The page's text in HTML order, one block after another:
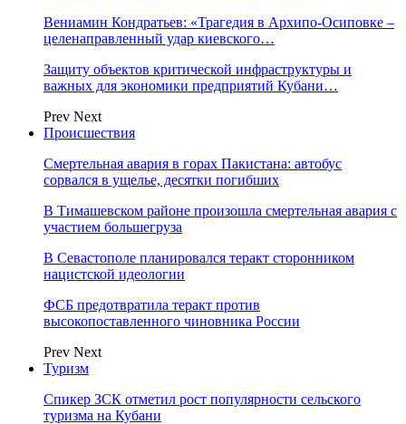
Вениамин Кондратьев: «Трагедия в Архипо-Осиповке –
целенаправленный удар киевского…
Защиту объектов критической инфраструктуры и
важных для экономики предприятий Кубани…
Prev Next
Происшествия
Смертельная авария в горах Пакистана: автобус
сорвался в ущелье, десятки погибших
В Тимашевском районе произошла смертельная авария с
участием большегруза
В Севастополе планировался теракт сторонником
нацистской идеологии
ФСБ предотвратила теракт против
высокопоставленного чиновника России
Prev Next
Туризм
Спикер ЗСК отметил рост популярности сельского
туризма на Кубани